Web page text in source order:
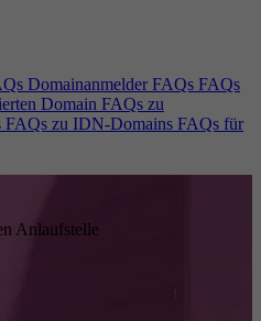
Domainanmelder FAQs FAQs
Domain FAQs zu
FAQs zu IDN-Domains FAQs für
Anlaufstelle